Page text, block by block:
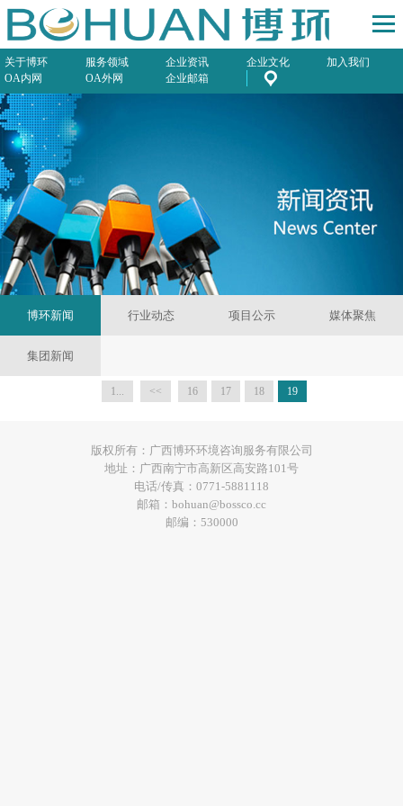
关于博环 服务领域 企业资讯 企业文化
加入我们
OA内网
OA外网 企业邮箱
博环新闻 行业动态 项目公示 媒体聚焦
集团新闻
1... << 16 17 18 19
版权所有：广西博环环境咨询服务有限公司
地址：广西南宁市高新区高安路101号
电话/传真：0771-5881118
邮箱：bohuan@bossco.cc
邮编：530000